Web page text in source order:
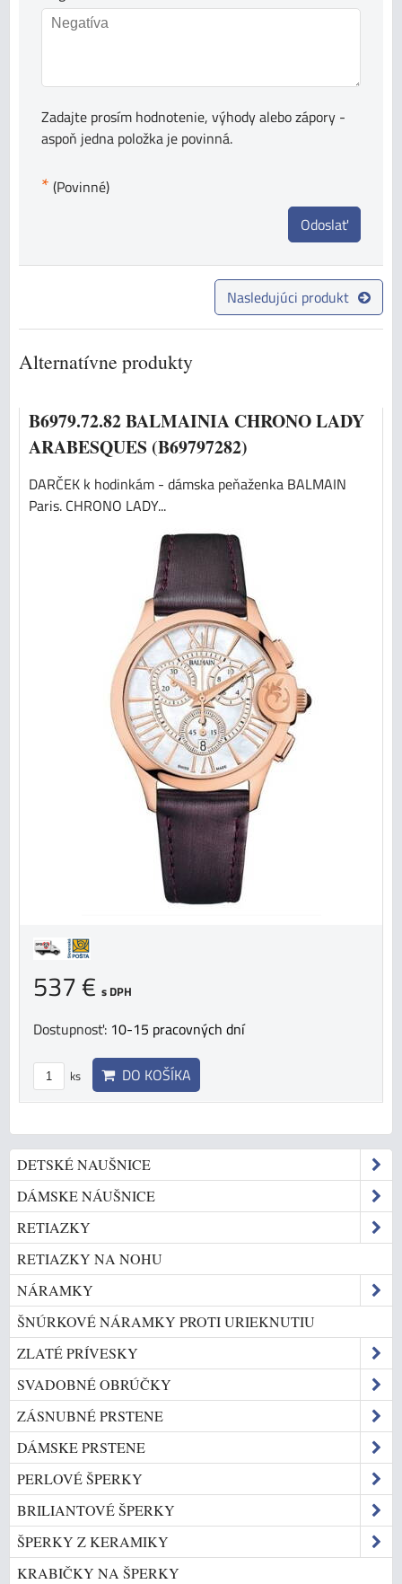
Zadajte prosím hodnotenie, výhody alebo zápory -
aspoň jedna položka je povinná.
* (Povinné)
Odoslať
Nasledujúci produkt
Alternatívne produkty
B6979.72.82 BALMAINIA CHRONO LADY
ARABESQUES (B69797282)
DARČEK k hodinkám - dámska peňaženka BALMAIN
Paris. CHRONO LADY...
537 € s DPH
Dostupnosť: 10-15 pracovných dní
ks DO KOŠÍKA
DETSKÉ NAUŠNICE
DÁMSKE NÁUŠNICE
RETIAZKY
RETIAZKY NA NOHU
NÁRAMKY
ŠNÚRKOVÉ NÁRAMKY PROTI URIEKNUTIU
ZLATÉ PRÍVESKY
SVADOBNÉ OBRÚČKY
ZÁSNUBNÉ PRSTENE
DÁMSKE PRSTENE
PERLOVÉ ŠPERKY
BRILIANTOVÉ ŠPERKY
ŠPERKY Z KERAMIKY
KRABIČKY NA ŠPERKY